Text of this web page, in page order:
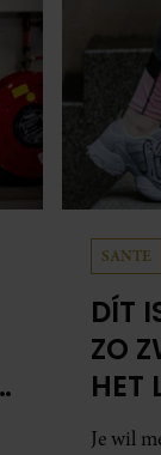
SANTE
DÍT
ZO
HET
Je wil